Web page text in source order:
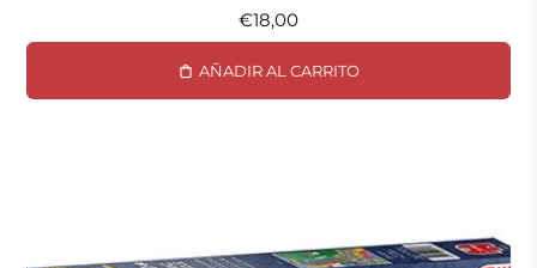
€18,00
AÑADIR AL CARRITO